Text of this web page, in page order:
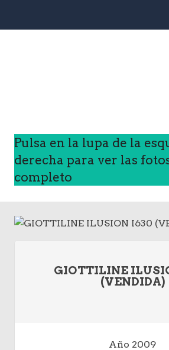
Pulsa en la lupa de la
derecha para ver las
completo
GIOTTILINE
(VENDIDA)
Año 2009